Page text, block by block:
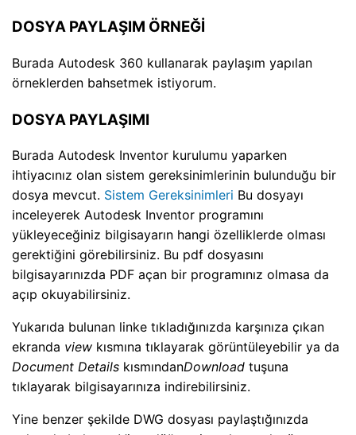
DOSYA PAYLAŞIM ÖRNEĞİ
Burada Autodesk 360 kullanarak paylaşım yapılan
örneklerden bahsetmek istiyorum.
DOSYA PAYLAŞIMI
Burada Autodesk Inventor kurulumu yaparken
ihtiyacınız olan sistem gereksinimlerinin bulunduğu bir
dosya mevcut. Sistem Gereksinimleri Bu dosyayı
inceleyerek Autodesk Inventor programını
yükleyeceğiniz bilgisayarın hangi özelliklerde olması
gerektiğini görebilirsiniz. Bu pdf dosyasını
bilgisayarınızda PDF açan bir programınız olmasa da
açıp okuyabilirsiniz.
Yukarıda bulunan linke tıkladığınızda karşınıza çıkan
ekranda view kısmına tıklayarak görüntüleyebilir ya da
Document Details kısmındanDownload tuşuna
tıklayarak bilgisayarınıza indirebilirsiniz.
Yine benzer şekilde DWG dosyası paylaştığınızda